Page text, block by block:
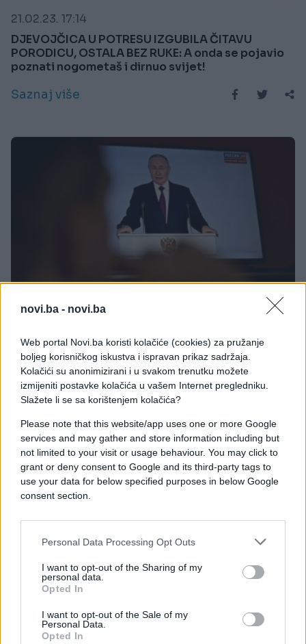
novi.ba - novi.ba
Web portal Novi.ba koristi kolačiće (cookies) za pružanje
boljeg korisničkog iskustva i ispravan prikaz sadržaja.
Kolačići su anonimizirani i u svakom trenutku možete
izmijeniti postavke kolačića u vašem Internet pregledniku.
Slažete li se sa korištenjem kolačića?
Please note that this website/app uses one or more Google
services and may gather and store information including but
not limited to your visit or usage behaviour. You may click to
grant or deny consent to Google and its third-party tags to
use your data for below specified purposes in below Google
consent section.
Personal Data Processing Opt Outs
I want to opt-out of the Sharing of my
personal data.
Opted In
I want to opt-out of the Sale of my
Personal Data.
Opted In
21.02.23. 17:14
DJEVOJČICA U POTRESU IZGUBILA ČITAVU
PORODICU, OSTALA BEZ RUKE: A onda se pojavio
poznati nogometaš i dirnuo svijet!
Saznaj više
SVIJET
21.02.23. 17:09
Putinovu veliku današnju laž i Rusi će teško
progutati
Saznaj više
SVIJET